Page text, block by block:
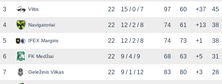
3 Viltis 22 15 / 0 / 7 97 60 +37 45
4 Navigatoriai 22 12 / 2 / 8 74 61 +13 38
5 IFEX Margiris 22 12 / 2 / 8 74 73 +1 38
6 FK Medžiai 22 9 / 4 / 9 68 63 +5 31
7 Geležinis Vilkas 22 9 / 1 / 12 83 80 +3 28